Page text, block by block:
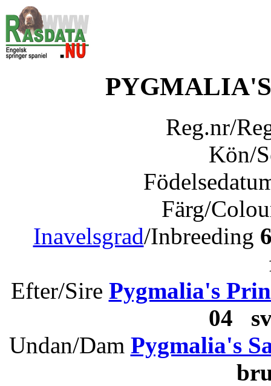
Reg.nr/
Kön/
Färg/
Inavelsgrad/Inbreeding
Efter/Sire Pygmalia's
04
Undan/Dam Pygmalia's